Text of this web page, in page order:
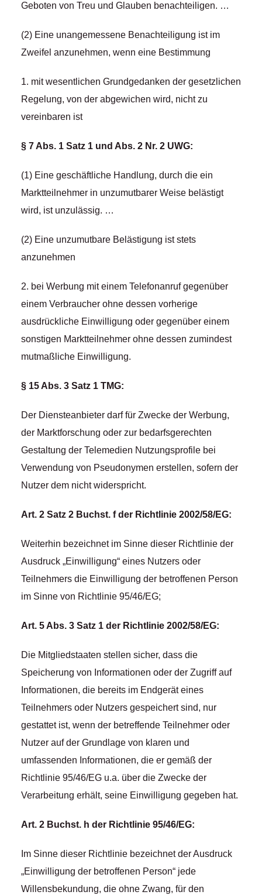
Geboten von Treu und Glauben benachteiligen. …
(2) Eine unangemessene Benachteiligung ist im
Zweifel anzunehmen, wenn eine Bestimmung
1. mit wesentlichen Grundgedanken der gesetzlichen
Regelung, von der abgewichen wird, nicht zu
vereinbaren ist
§ 7 Abs. 1 Satz 1 und Abs. 2 Nr. 2 UWG:
(1) Eine geschäftliche Handlung, durch die ein
Marktteilnehmer in unzumutbarer Weise belästigt
wird, ist unzulässig. …
(2) Eine unzumutbare Belästigung ist stets
anzunehmen
2. bei Werbung mit einem Telefonanruf gegenüber
einem Verbraucher ohne dessen vorherige
ausdrückliche Einwilligung oder gegenüber einem
sonstigen Marktteilnehmer ohne dessen zumindest
mutmaßliche Einwilligung.
§ 15 Abs. 3 Satz 1 TMG:
Der Diensteanbieter darf für Zwecke der Werbung,
der Marktforschung oder zur bedarfsgerechten
Gestaltung der Telemedien Nutzungsprofile bei
Verwendung von Pseudonymen erstellen, sofern der
Nutzer dem nicht widerspricht.
Art. 2 Satz 2 Buchst. f der Richtlinie 2002/58/EG:
Weiterhin bezeichnet im Sinne dieser Richtlinie der
Ausdruck „Einwilligung“ eines Nutzers oder
Teilnehmers die Einwilligung der betroffenen Person
im Sinne von Richtlinie 95/46/EG;
Art. 5 Abs. 3 Satz 1 der Richtlinie 2002/58/EG:
Die Mitgliedstaaten stellen sicher, dass die
Speicherung von Informationen oder der Zugriff auf
Informationen, die bereits im Endgerät eines
Teilnehmers oder Nutzers gespeichert sind, nur
gestattet ist, wenn der betreffende Teilnehmer oder
Nutzer auf der Grundlage von klaren und
umfassenden Informationen, die er gemäß der
Richtlinie 95/46/EG u.a. über die Zwecke der
Verarbeitung erhält, seine Einwilligung gegeben hat.
Art. 2 Buchst. h der Richtlinie 95/46/EG:
Im Sinne dieser Richtlinie bezeichnet der Ausdruck
„Einwilligung der betroffenen Person“ jede
Willensbekundung, die ohne Zwang, für den